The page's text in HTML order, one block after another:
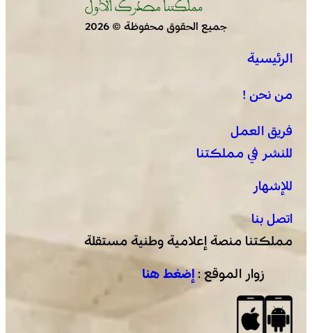
القوات المسلحة الملكية .. جاهزية عملياتية وتدخلات جوية
جميع الحقوق محفوظة © 2026
الرئيسية
من نحن !
فريق العمل
للنشر في مملكتنا
للإشهار
اتصل بنا
مملكتنا منصة إعلامية وطنية مستقلة
زوار الموقع : إضغط هنا